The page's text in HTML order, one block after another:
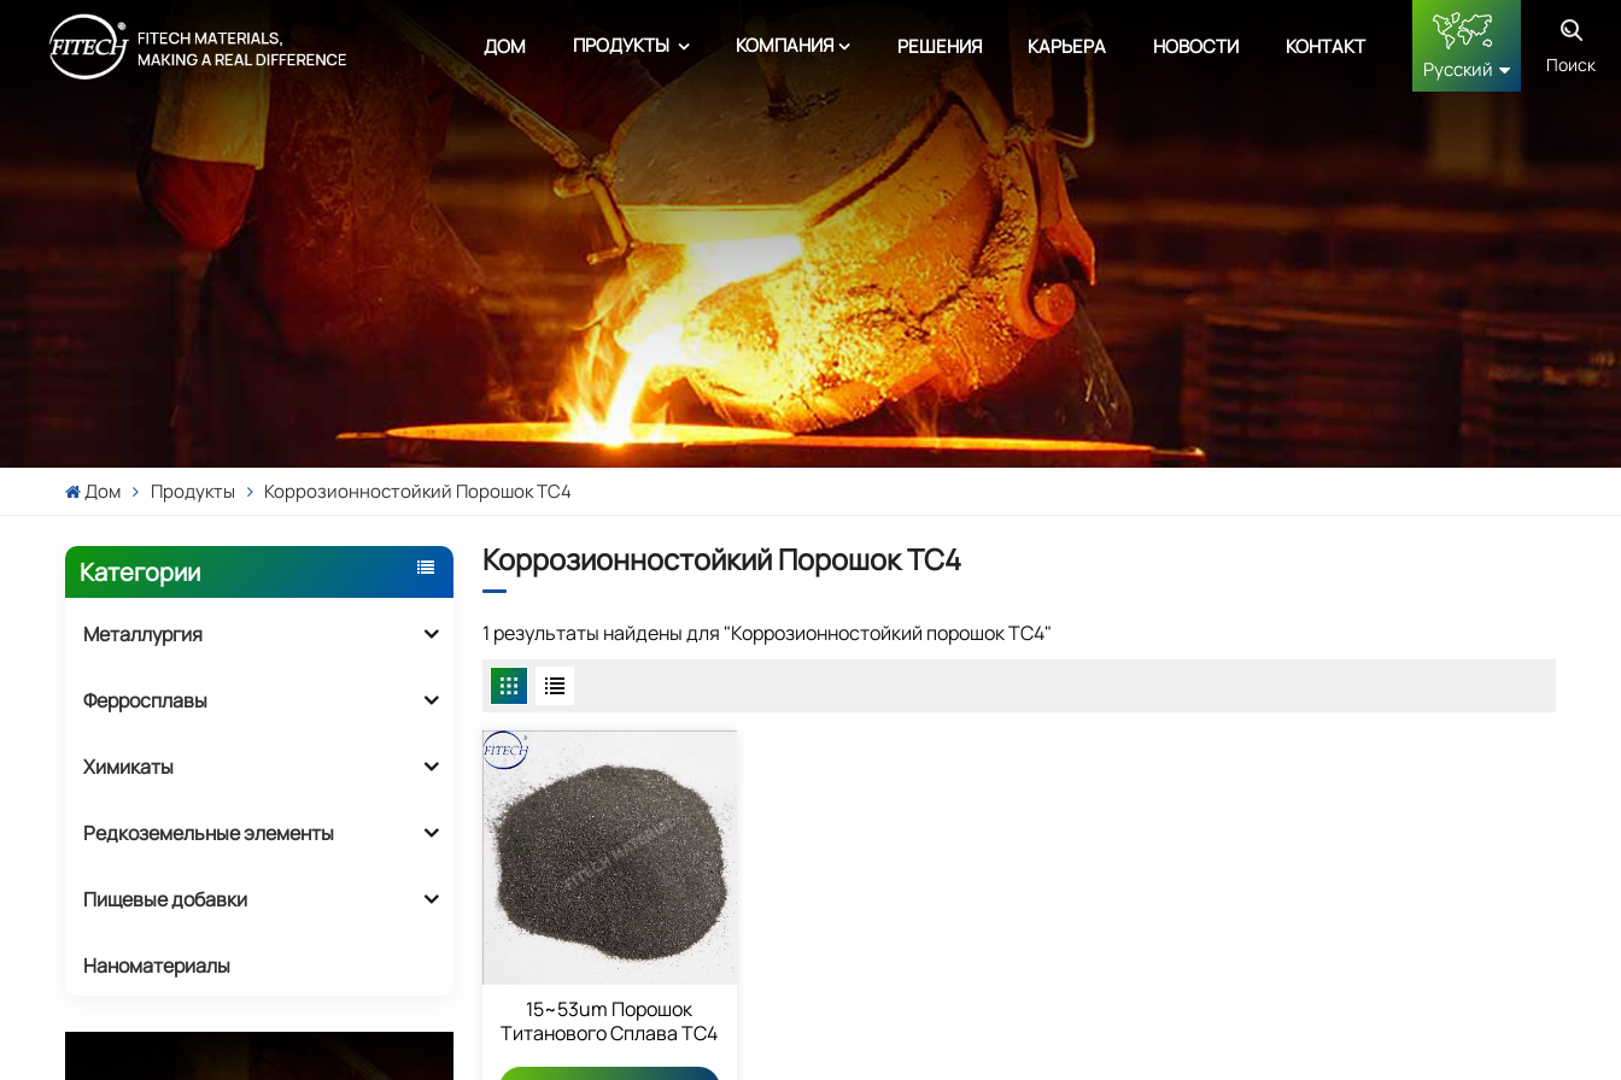
ДОМ ПРОДУКТЫ КОМПАНИЯ РЕШЕНИЯ КАРЬЕРА НОВОСТИ
КОНТАКТ
Русский
français
Deutsch
русский
Поиск
Дом Продукты Коррозионностойкий Порошок TC4
Категории
Металлургия
Ферросплавы
Химикаты
Редкоземельные элементы
Пищевые добавки
Наноматериалы
Коррозионностойкий Порошок TC4
1 результаты найдены для "Коррозионностойкий порошок TC4"
15~53um Порошок
Титанового Сплава TC4